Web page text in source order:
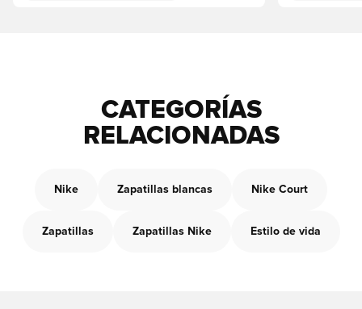
CATEGORÍAS
RELACIONADAS
Nike Zapatillas blancas Nike Court
Zapatillas Zapatillas Nike Estilo de vida